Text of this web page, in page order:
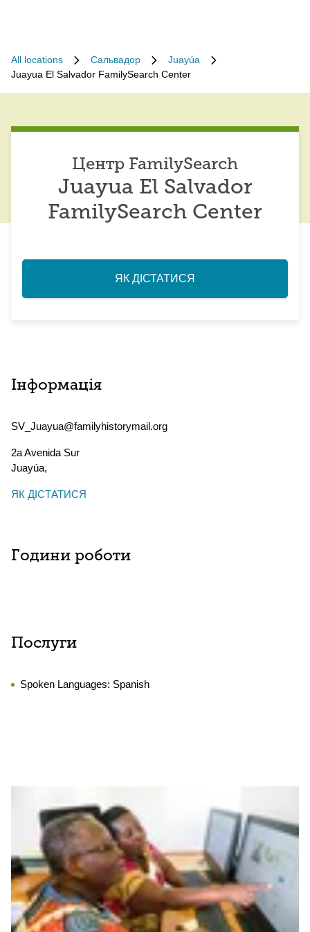
All locations Сальвадор
Juayúa
Juayua El Salvador FamilySearch Center
Центр FamilySearch
Juayua El Salvador
FamilySearch Center
ЯК ДІСТАТИСЯ
Інформація
SV_Juayua@familyhistorymail.org
2a Avenida Sur
Juayúa,
ЯК ДІСТАТИСЯ
Години роботи
Послуги
Spoken Languages: Spanish